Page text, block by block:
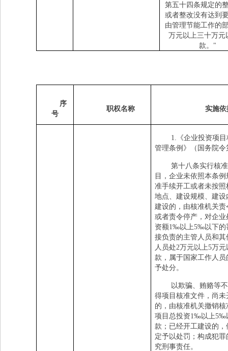
第五十四条规定的
或者整改没有达到
由管理节能工作的
万元以上三十万元
款。 "
序
号
职权名称 实施依
1. 《企业投资项
管理条例》（国务院令
第十八条实行核
目，企业未依照本条
准手续开工或者未按照
地点、建设规模、建设
建设的，由核准机关责
或者责令停产，对企业
资额1‰以上5‰以下的
接负责的主管人员和其
人员处2万元以上5万元
款，属于国家工作人员
予处分。
以欺骗、贿赂等
得项目核准文件，尚未
的，由核准机关撤销
项目总投资1‰以上5‰
款；已经开工建设的，
定予以处罚；构成犯
究刑事责任。